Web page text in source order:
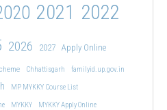
2021 2022
2026 2027 Apply Online
Chhattisgarh familyid.up.gov.in
MP MYKKY Course List
MYKKY
MYKKY Apply Online